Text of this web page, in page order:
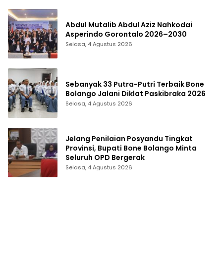
Abdul Mutalib Abdul Aziz Nahkodai
Asperindo Gorontalo 2026–2030
Selasa, 4 Agustus 2026
Sebanyak 33 Putra-Putri Terbaik Bone
Bolango Jalani Diklat Paskibraka 2026
Selasa, 4 Agustus 2026
Jelang Penilaian Posyandu Tingkat
Provinsi, Bupati Bone Bolango Minta
Seluruh OPD Bergerak
Selasa, 4 Agustus 2026